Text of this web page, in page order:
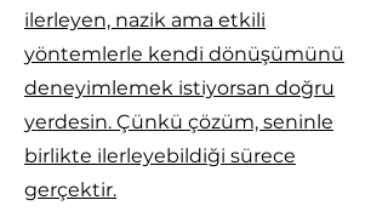
ilerleyen, nazik ama etkili
yöntemlerle kendi dönüşümünü
deneyimlemek istiyorsan doğru
yerdesin. Çünkü çözüm, seninle
birlikte ilerleyebildiği sürece
gerçektir.